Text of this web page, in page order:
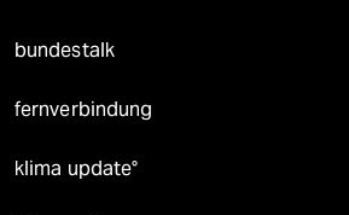
bundestalk
fernverbindung
klima update°